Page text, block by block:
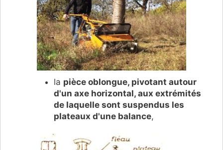
la pièce oblongue, pivotant autour
d'un axe horizontal, aux extrémités
de laquelle sont suspendus les
plateaux d'une balance,